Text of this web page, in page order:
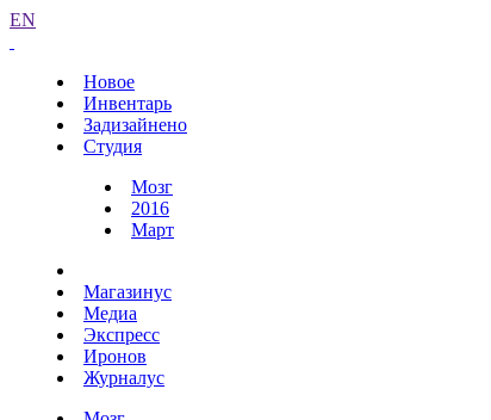
EN
Новое
Инвентарь
Задизайнено
Студия
Мозг
2016
Март
Магазинус
Медиа
Экспресс
Иронов
Журналус